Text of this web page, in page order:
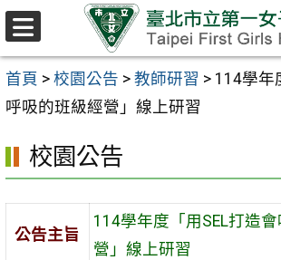
跳至主要內容區
首頁 > 校園公告 > 教師研習 > 114學年
呼吸的班級經營」線上研習
校園公告
公告主旨
114學年度「用SEL打造
營」線上研習
選
單